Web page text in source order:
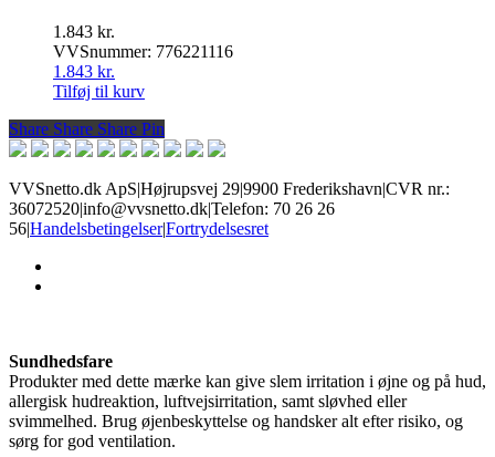
1.843 kr.
VVSnummer: 776221116
1.843 kr.
Tilføj til kurv
Share
Share Share Share Pin
VVSnetto.dk ApS|Højrupsvej 29|9900 Frederikshavn|CVR nr.:
36072520|info@vvsnetto.dk|Telefon: 70 26 26
56|Handelsbetingelser|Fortrydelsesret
Sundhedsfare
Produkter med dette mærke kan give slem irritation i øjne og på hud,
allergisk hudreaktion, luftvejsirritation, samt sløvhed eller
svimmelhed. Brug øjenbeskyttelse og handsker alt efter risiko, og
sørg for god ventilation.